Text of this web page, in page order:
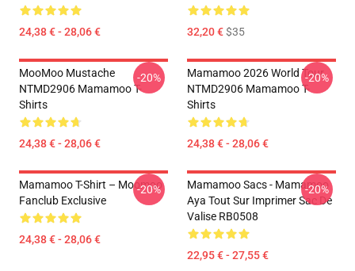
24,38 € - 28,06 € 32,20 €$35
MooMoo Mustache
NTMD2906 Mamamoo T-
Shirts
24,38 € - 28,06 €
-20%
Mamamoo 2026 World Tour
NTMD2906 Mamamoo T-
Shirts
24,38 € - 28,06 €
-20%
Mamamoo T-Shirt – Moomoo
Fanclub Exclusive
24,38 € - 28,06 €
-20%
Mamamoo Sacs - Mamamoo
Aya Tout Sur Imprimer Sac De
Valise RB0508
22,95 € - 27,55 €
-20%